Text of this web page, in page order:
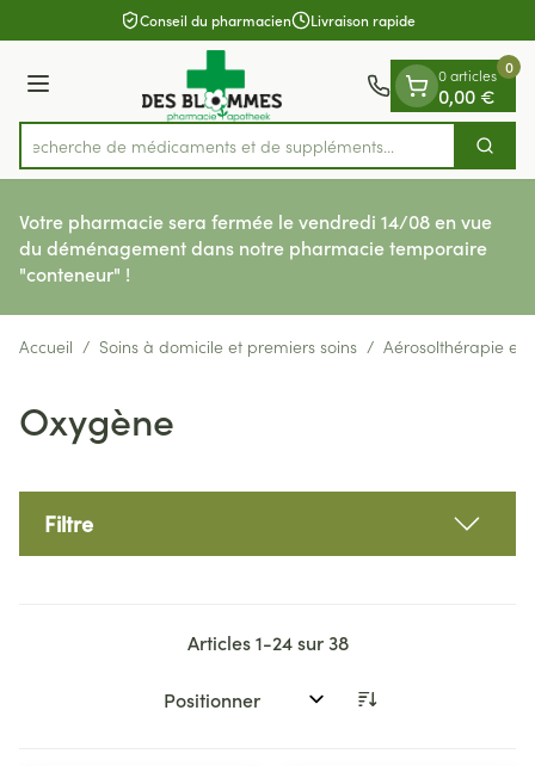
Aller au contenu
1 de 1Conseil du pharmacien Livraison rapide
Menu
Rechercher
Recherche de médicaments et de supplé
0 articles
0,00 €
0
Votre pharmacie sera fermée le vendredi 14/08 en vue
du déménagement dans notre pharmacie temporaire
"conteneur" !
Accueil / Soins à domicile et premiers soins / Aérosolthérapie et
Oxygène
Filtre
Articles1-24sur38
Trier par: